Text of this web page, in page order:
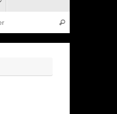
Rechercher